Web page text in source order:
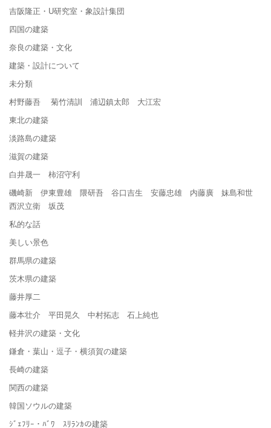
吉阪隆正・U研究室・象設計集団
四国の建築
奈良の建築・文化
建築・設計について
未分類
村野藤吾 菊竹清訓 浦辺鎮太郎 大江宏
東北の建築
淡路島の建築
滋賀の建築
白井晟一 柿沼守利
磯崎新 伊東豊雄 隈研吾 谷口吉生 安藤忠雄 内藤廣 妹島和世
西沢立衛 坂茂
私的な話
美しい景色
群馬県の建築
茨木県の建築
藤井厚二
藤本壮介 平田晃久 中村拓志 石上純也
軽井沢の建築・文化
鎌倉・葉山・逗子・横須賀の建築
長崎の建築
関西の建築
韓国ソウルの建築
ｼﾞｪﾌﾘｰ・ﾊﾞﾜ ｽﾘﾗﾝｶの建築